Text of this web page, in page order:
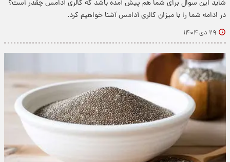
شاید این سوال برای شما هم پیش آمده باشد که کالری آدامس چقدر است؟
در ادامه شما را با میزان کالری آدامس آشنا خواهیم کرد.
۲۹ دی ۱۴۰۴